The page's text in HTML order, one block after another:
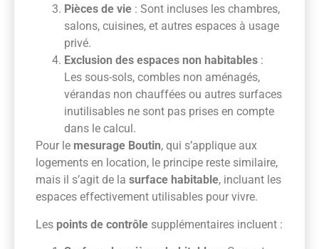
Pièces de vie : Sont incluses les chambres,
salons, cuisines, et autres espaces à usage
privé.
Exclusion des espaces non habitables :
Les sous-sols, combles non aménagés,
vérandas non chauffées ou autres surfaces
inutilisables ne sont pas prises en compte
dans le calcul.
Pour le mesurage Boutin, qui s’applique aux
logements en location, le principe reste similaire,
mais il s’agit de la surface habitable, incluant les
espaces effectivement utilisables pour vivre.
Les points de contrôle supplémentaires incluent :